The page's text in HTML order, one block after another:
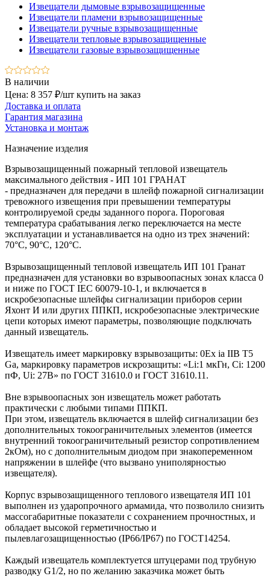
Извещатели дымовые взрывозащищенные
Извещатели пламени взрывозащищенные
Извещатели ручные взрывозащищенные
Извещатели тепловые взрывозащищенные
Извещатели газовые взрывозащищенные
В наличии
Цена: 8 357 ₽/шт купить на заказ
Доставка и оплата
Гарантия магазина
Установка и монтаж
Назначение изделия
Взрывозащищенный пожарный тепловой извещатель
максимального действия - ИП 101 ГРАНАТ
- предназначен для передачи в шлейф пожарной сигнализации
тревожного извещения при превышении температуры
контролируемой среды заданного порога. Пороговая
температура срабатывания легко переключается на месте
эксплуатации и устанавливается на одно из трех значений:
70°С, 90°С, 120°С.
Взрывозащищенный тепловой извещатель ИП 101 Гранат
предназначен для установки во взрывоопасных зонах класса 0
и ниже по ГОСТ IEC 60079-10-1, и включается в
искробезопасные шлейфы сигнализации приборов серии
Яхонт И или других ППКП, искробезопасные электрические
цепи которых имеют параметры, позволяющие подключать
данный извещатель.
Извещатель имеет маркировку взрывозащиты: 0Ex ia IIB T5
Ga, маркировку параметров искрозащиты: «Li:1 мкГн, Сi: 1200
пФ, Ui: 27B» по ГОСТ 31610.0 и ГОСТ 31610.11.
Вне взрывоопасных зон извещатель может работать
практически с любыми типами ППКП.
При этом, извещатель включается в шлейф сигнализации без
дополнительных токоограничительных элементов (имеется
внутренний токоограничительный резистор сопротивлением
2кОм), но с дополнительным диодом при знакопеременном
напряжении в шлейфе (что вызвано униполярностью
извещателя).
Корпус взрывозащищенного теплового извещателя ИП 101
выполнен из ударопрочного армамида, что позволило снизить
массогабаритные показатели с сохранением прочностных, и
обладает высокой герметичностью и
пылевлагозащищенностью (IP66/IP67) по ГОСТ14254.
Каждый извещатель комплектуется штуцерами под трубную
разводку G1/2, но по желанию заказчика может быть